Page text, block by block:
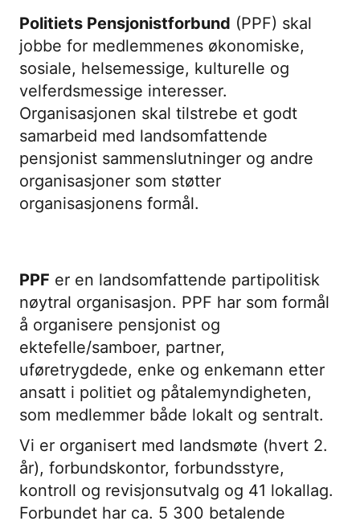
Politiets Pensjonistforbund (PPF) skal
jobbe for medlemmenes økonomiske,
sosiale, helsemessige, kulturelle og
velferdsmessige interesser.
Organisasjonen skal tilstrebe et godt
samarbeid med landsomfattende
pensjonist sammenslutninger og andre
organisasjoner som støtter
organisasjonens formål.
PPF er en landsomfattende partipolitisk
nøytral organisasjon. PPF har som formål
å organisere pensjonist og
ektefelle/samboer, partner,
uføretrygdede, enke og enkemann etter
ansatt i politiet og påtalemyndigheten,
som medlemmer både lokalt og sentralt.
Vi er organisert med landsmøte (hvert 2.
år), forbundskontor, forbundsstyre,
kontroll og revisjonsutvalg og 41 lokallag.
Forbundet har ca. 5 300 betalende